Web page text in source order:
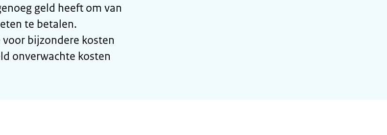
geld heeft om van
te betalen.
bijzondere kosten
onverwachte kosten